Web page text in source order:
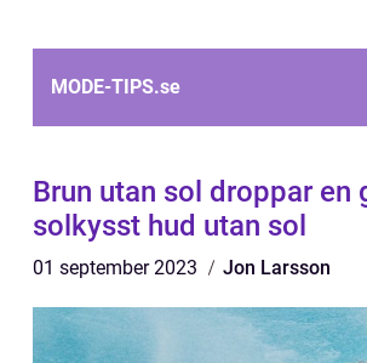
MODE-TIPS.se
Brun utan sol droppar en
solkysst hud utan sol
01 september 2023 Jon Larsson